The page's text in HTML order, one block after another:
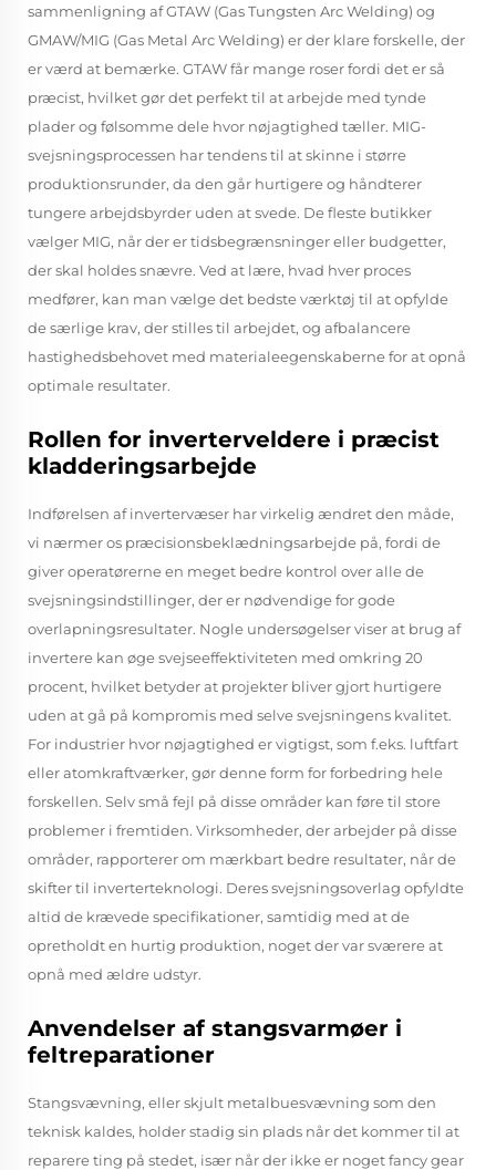
sammenligning af GTAW (Gas Tungsten Arc Welding) og
GMAW/MIG (Gas Metal Arc Welding) er der klare forskelle, der
er værd at bemærke. GTAW får mange roser fordi det er så
præcist, hvilket gør det perfekt til at arbejde med tynde
plader og følsomme dele hvor nøjagtighed tæller. MIG-
svejsningsprocessen har tendens til at skinne i større
produktionsrunder, da den går hurtigere og håndterer
tungere arbejdsbyrder uden at svede. De fleste butikker
vælger MIG, når der er tidsbegrænsninger eller budgetter,
der skal holdes snævre. Ved at lære, hvad hver proces
medfører, kan man vælge det bedste værktøj til at opfylde
de særlige krav, der stilles til arbejdet, og afbalancere
hastighedsbehovet med materialeegenskaberne for at opnå
optimale resultater.
Rollen for inverterveldere i præcist
kladderingsarbejde
Indførelsen af invertervæser har virkelig ændret den måde,
vi nærmer os præcisionsbeklædningsarbejde på, fordi de
giver operatørerne en meget bedre kontrol over alle de
svejsningsindstillinger, der er nødvendige for gode
overlapningsresultater. Nogle undersøgelser viser at brug af
invertere kan øge svejseeffektiviteten med omkring 20
procent, hvilket betyder at projekter bliver gjort hurtigere
uden at gå på kompromis med selve svejsningens kvalitet.
For industrier hvor nøjagtighed er vigtigst, som f.eks. luftfart
eller atomkraftværker, gør denne form for forbedring hele
forskellen. Selv små fejl på disse områder kan føre til store
problemer i fremtiden. Virksomheder, der arbejder på disse
områder, rapporterer om mærkbart bedre resultater, når de
skifter til inverterteknologi. Deres svejsningsoverlag opfyldte
altid de krævede specifikationer, samtidig med at de
opretholdt en hurtig produktion, noget der var sværere at
opnå med ældre udstyr.
Anvendelser af stangsvarmøer i
feltreparationer
Stangsvævning, eller skjult metalbuesvævning som den
teknisk kaldes, holder stadig sin plads når det kommer til at
reparere ting på stedet, især når der ikke er noget fancy gear